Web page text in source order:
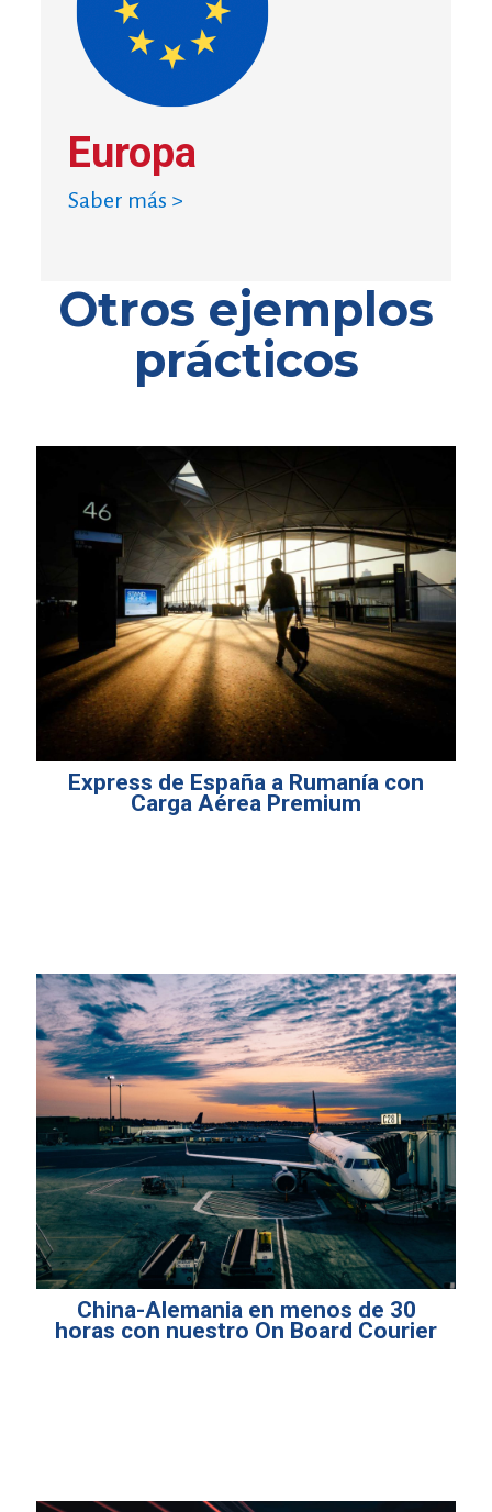
Europa
Saber más >
Otros ejemplos
prácticos
Express de España a Rumanía con
Carga Aérea Premium
China-Alemania en menos de 30
horas con nuestro On Board Courier